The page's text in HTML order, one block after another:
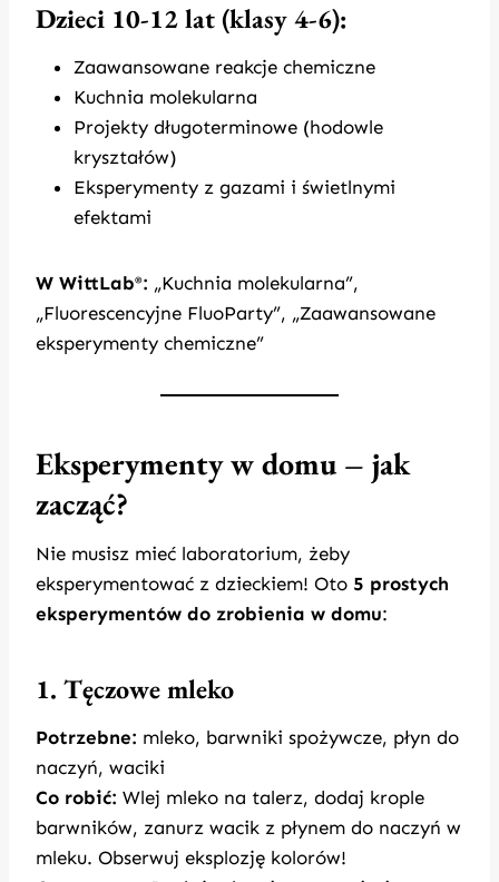
Dzieci 10-12 lat (klasy 4-6):
Zaawansowane reakcje chemiczne
Kuchnia molekularna
Projekty długoterminowe (hodowle
kryształów)
Eksperymenty z gazami i świetlnymi
efektami
W WittLab®: „Kuchnia molekularna”,
„Fluorescencyjne FluoParty”, „Zaawansowane
eksperymenty chemiczne”
Eksperymenty w domu – jak
zacząć?
Nie musisz mieć laboratorium, żeby
eksperymentować z dzieckiem! Oto 5 prostych
eksperymentów do zrobienia w domu:
1. Tęczowe mleko
Potrzebne: mleko, barwniki spożywcze, płyn do
naczyń, waciki
Co robić: Wlej mleko na talerz, dodaj krople
barwników, zanurz wacik z płynem do naczyń w
mleku. Obserwuj eksplozję kolorów!